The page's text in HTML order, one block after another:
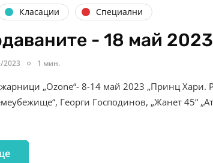
Класации Специални
- 18 май 2023
2023 1 мин.
„Ozone“- 8-14 май 2023 „Принц Хари.
Георги Господинов, „Жанет 45“